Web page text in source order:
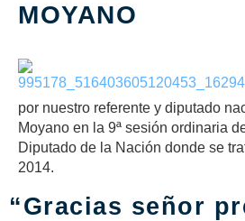
MOYANO
por nuestro referente y diputado
Moyano en la 9ª sesión ordinaria
Diputado de la Nación donde se
2014.
“Gracias señor